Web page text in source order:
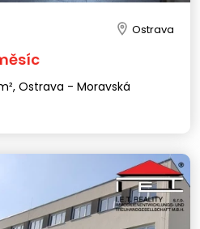
Ostrava
Ostrava - Moravská